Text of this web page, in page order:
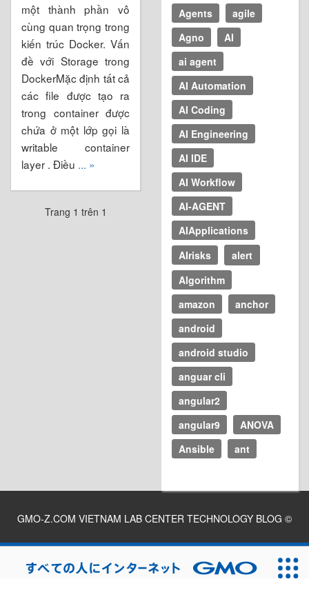
một thành phần vô
cùng quan trọng trong
kiến trúc Docker. Vấn
đề với Storage trong
DockerMặc định tất cả
các file được tạo ra
trong container được
chứa ở một lớp gọi là
writable container
layer . Điều ... »
Trang 1 trên 1
Agents
agile
Agno
AI
ai agent
AI Automation
AI Coding
AI Engineering
AI IDE
AI Workflow
AI-AGENT
AIApplications
AIrisks
alert
Algorithm
amazon
anchor
android
android studio
anguar cli
angular2
angular9
ANOVA
Ansible
ant
GMO-Z.COM VIETNAM LAB CENTER TECHNOLOGY BLOG ©
2026